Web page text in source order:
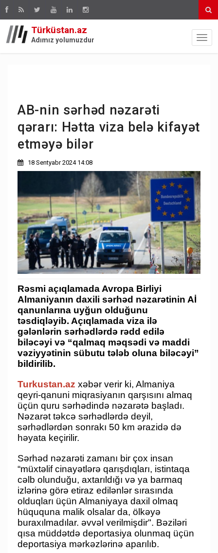
Türküstan.az
Adımız yolumuzdur
AB-nin sərhəd nəzarəti
qərarı: Hətta viza belə kifayət
etməyə bilər
18 Sentyabr 2024 14:08
Rəsmi açıqlamada Avropa Birliyi
Almaniyanın daxili sərhəd nəzarətinin Aİ
qanunlarına uyğun olduğunu
təsdiqləyib. Açıqlamada viza ilə
gələnlərin sərhədlərdə rədd edilə
biləcəyi və “qalmaq məqsədi və maddi
vəziyyətinin sübutu tələb oluna biləcəyi”
bildirilib.
Turkustan.azxəbər verir ki, Almaniya
qeyri-qanuni miqrasiyanın qarşısını almaq
üçün quru sərhədində nəzarətə başladı.
Nəzarət təkcə sərhədlərdə deyil,
sərhədlərdən sonrakı 50 km ərazidə də
həyata keçirilir.
Sərhəd nəzarəti zamanı bir çox insan
“müxtəlif cinayətlərə qarışdıqları, istintaqa
cəlb olunduğu, axtarıldığı və ya barmaq
izlərinə görə etiraz edilənlər sırasında
olduqları üçün Almaniyaya daxil olmaq
hüququna malik olsalar da, ölkəyə
buraxılmadılar. əvvəl verilmişdir". Bəziləri
qısa müddətdə deportasiya olunmaq üçün
deportasiya mərkəzlərinə aparılıb.